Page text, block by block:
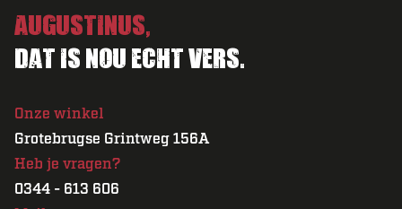
Augustinus,
Dat is nou echt vers.
Onze winkel
Grotebrugse Grintweg 156A
Heb je vragen?
0344 - 613 606